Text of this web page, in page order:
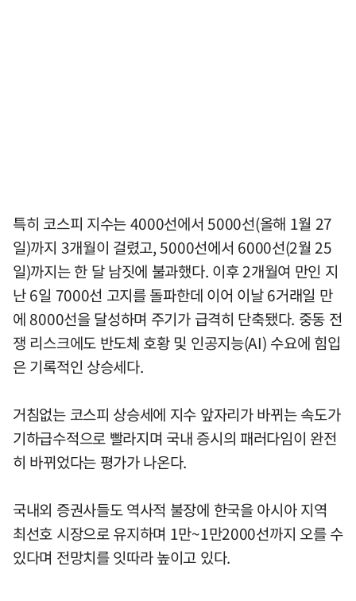
특히 코스피 지수는 4000선에서 5000선(올해 1월 27
일)까지 3개월이 걸렸고, 5000선에서 6000선(2월 25
일)까지는 한 달 남짓에 불과했다. 이후 2개월여 만인 지
난 6일 7000선 고지를 돌파한데 이어 이날 6거래일 만
에 8000선을 달성하며 주기가 급격히 단축됐다. 중동 전
쟁 리스크에도 반도체 호황 및 인공지능(AI) 수요에 힘입
은 기록적인 상승세다.
거침없는 코스피 상승세에 지수 앞자리가 바뀌는 속도가
기하급수적으로 빨라지며 국내 증시의 패러다임이 완전
히 바뀌었다는 평가가 나온다.
국내외 증권사들도 역사적 불장에 한국을 아시아 지역
최선호 시장으로 유지하며 1만~1만2000선까지 오를 수
있다며 전망치를 잇따라 높이고 있다.